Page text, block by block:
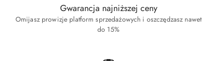
Gwarancja najniższej ceny
Omijasz prowizje platform sprzedażowych i oszczędzasz nawet
do 15%